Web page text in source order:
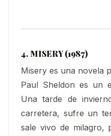
4. MISERY (1987)
Misery es una novela
Paul Sheldon es un
Una tarde de
carretera, sufre un
sale vivo de milagro,